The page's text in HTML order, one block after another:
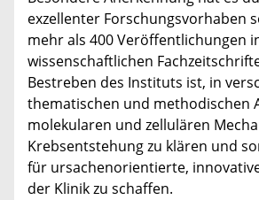
exzellenter Forschungsvorhaben
mehr als 400 Veröffentlichungen
wissenschaftlichen
Bestreben des Instituts ist, in
thematischen und methodischen
molekularen und zellulären
Krebsentstehung zu klären und
für ursachenorientierte,
der Klinik zu schaffen.